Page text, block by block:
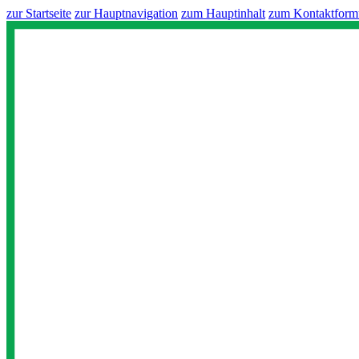
zur Startseite zur Hauptnavigation zum Hauptinhalt zum